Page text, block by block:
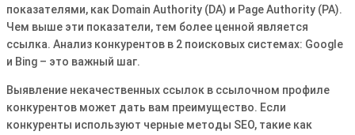
показателями, как Domain Authority (DA) и Page Authority (PA).
Чем выше эти показатели, тем более ценной является
ссылка. Анализ конкурентов в 2 поисковых системах: Google
и Bing – это важный шаг.
Выявление некачественных ссылок в ссылочном профиле
конкурентов может дать вам преимущество. Если
конкуренты используют черные методы SEO, такие как